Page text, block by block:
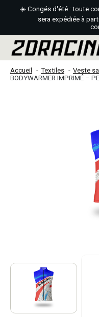
☀️ Congés d'été : toute
sera expédiée à
Accueil Textiles Veste
BODYWARMER IMPRIMÉ –